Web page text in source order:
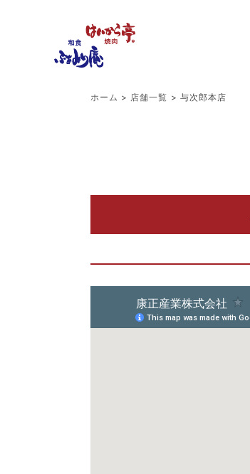
ホーム > 店舗一覧 > 与次郎本店